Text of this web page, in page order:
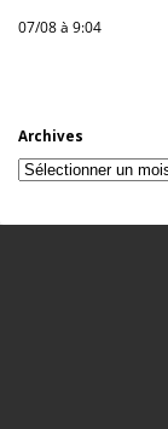
07/08 à 9:04
Archives
Archives